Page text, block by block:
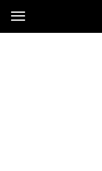
Cowtoruniu.pl